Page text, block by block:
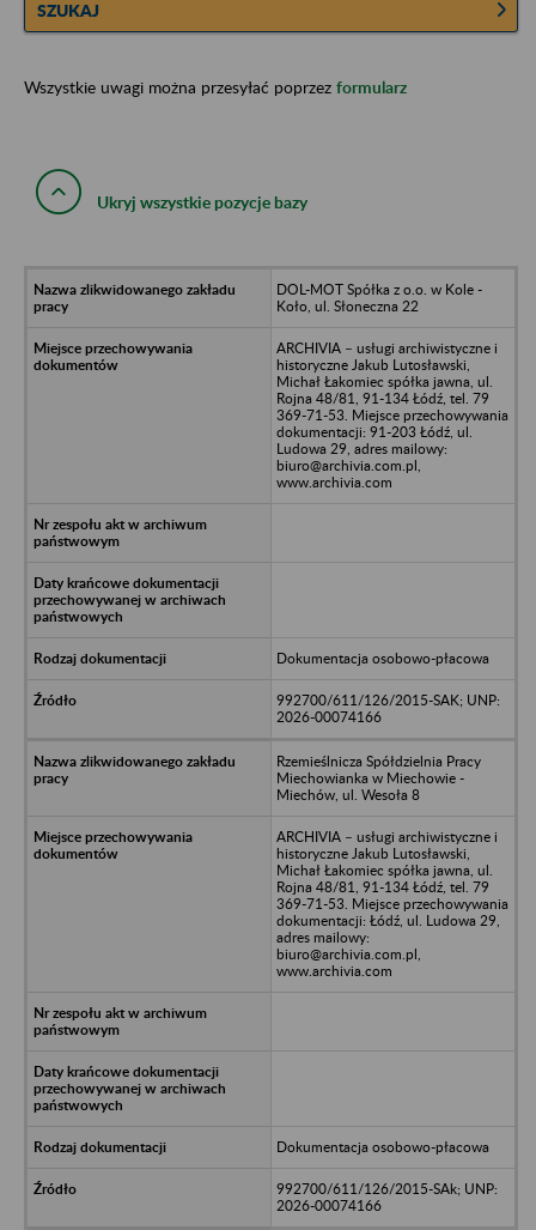
SZUKAJ
Wszystkie uwagi można przesyłać poprzez formularz
Ukryj wszystkie pozycje bazy
DOL-MOT Spółka z o.o. w Kole -
Koło, ul. Słoneczna 22
ARCHIVIA – usługi archiwistyczne i
historyczne Jakub Lutosławski,
Michał Łakomiec spółka jawna, ul.
Rojna 48/81, 91-134 Łódź, tel. 79
369-71-53. Miejsce przechowywania
dokumentacji: 91-203 Łódź, ul.
Ludowa 29, adres mailowy:
biuro@archivia.com.pl,
www.archivia.com
Dokumentacja osobowo-płacowa
992700/611/126/2015-SAK; UNP:
2026-00074166
Rzemieślnicza Spółdzielnia Pracy
Miechowianka w Miechowie -
Miechów, ul. Wesoła 8
ARCHIVIA – usługi archiwistyczne i
historyczne Jakub Lutosławski,
Michał Łakomiec spółka jawna, ul.
Rojna 48/81, 91-134 Łódź, tel. 79
369-71-53. Miejsce przechowywania
dokumentacji: Łódź, ul. Ludowa 29,
adres mailowy:
biuro@archivia.com.pl,
www.archivia.com
Dokumentacja osobowo-płacowa
992700/611/126/2015-SAk; UNP:
2026-00074166